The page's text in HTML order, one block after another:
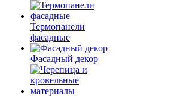
Термопанели
фасадные
Фасадный декор